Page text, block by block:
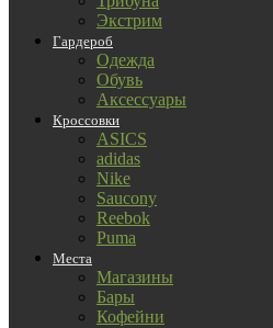
Экстрим
Гардероб
Одежда
Обувь
Аксессуары
Кроссовки
ASICS
adidas
Nike
Saucony
Reebok
Puma
Места
Магазины
Бары
Кофейни